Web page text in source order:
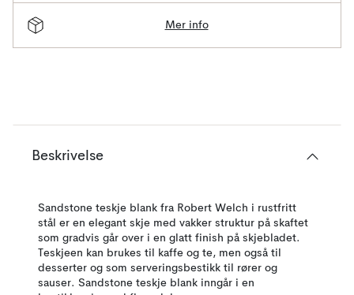
Mer info
Beskrivelse
Sandstone teskje blank fra Robert Welch i rustfritt
stål er en elegant skje med vakker struktur på skaftet
som gradvis går over i en glatt finish på skjebladet.
Teskjeen kan brukes til kaffe og te, men også til
desserter og som serveringsbestikk til rører og
sauser. Sandstone teskje blank inngår i en